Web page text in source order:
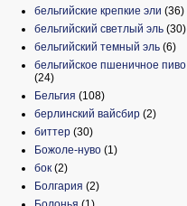
бельгийские крепкие эли (36)
бельгийский светлый эль (30)
бельгийский темный эль (6)
бельгийское пшеничное пиво
(24)
Бельгия (108)
берлинский вайсбир (2)
биттер (30)
Божоле-нуво (1)
бок (2)
Болгария (2)